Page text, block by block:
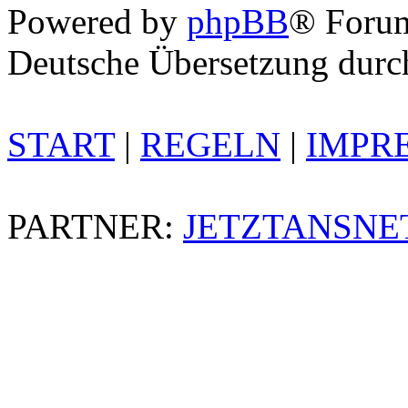
Powered by phpBB®
Deutsche Übersetzung
START| REGELN |
PARTNER: